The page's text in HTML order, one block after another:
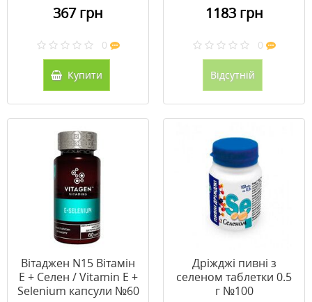
367 грн
0
Купити
1183 грн
0
Відсутній
Вітаджен N15 Вітамін
Е + Селен / Vitamin E +
Selenium капсули №60
Дріжджі пивні з
селеном таблетки 0.5
г №100